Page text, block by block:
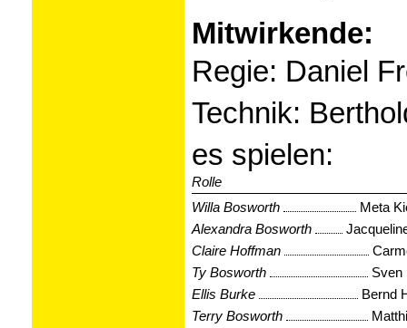
Mitwirkende:
Regie: Daniel
Technik:
es spielen:
Rolle
Willa Bosworth
Meta
Alexandra Bosworth
Claire Hoffman
Ty Bosworth
Sven
Ellis Burke
Bernd
Terry Bosworth